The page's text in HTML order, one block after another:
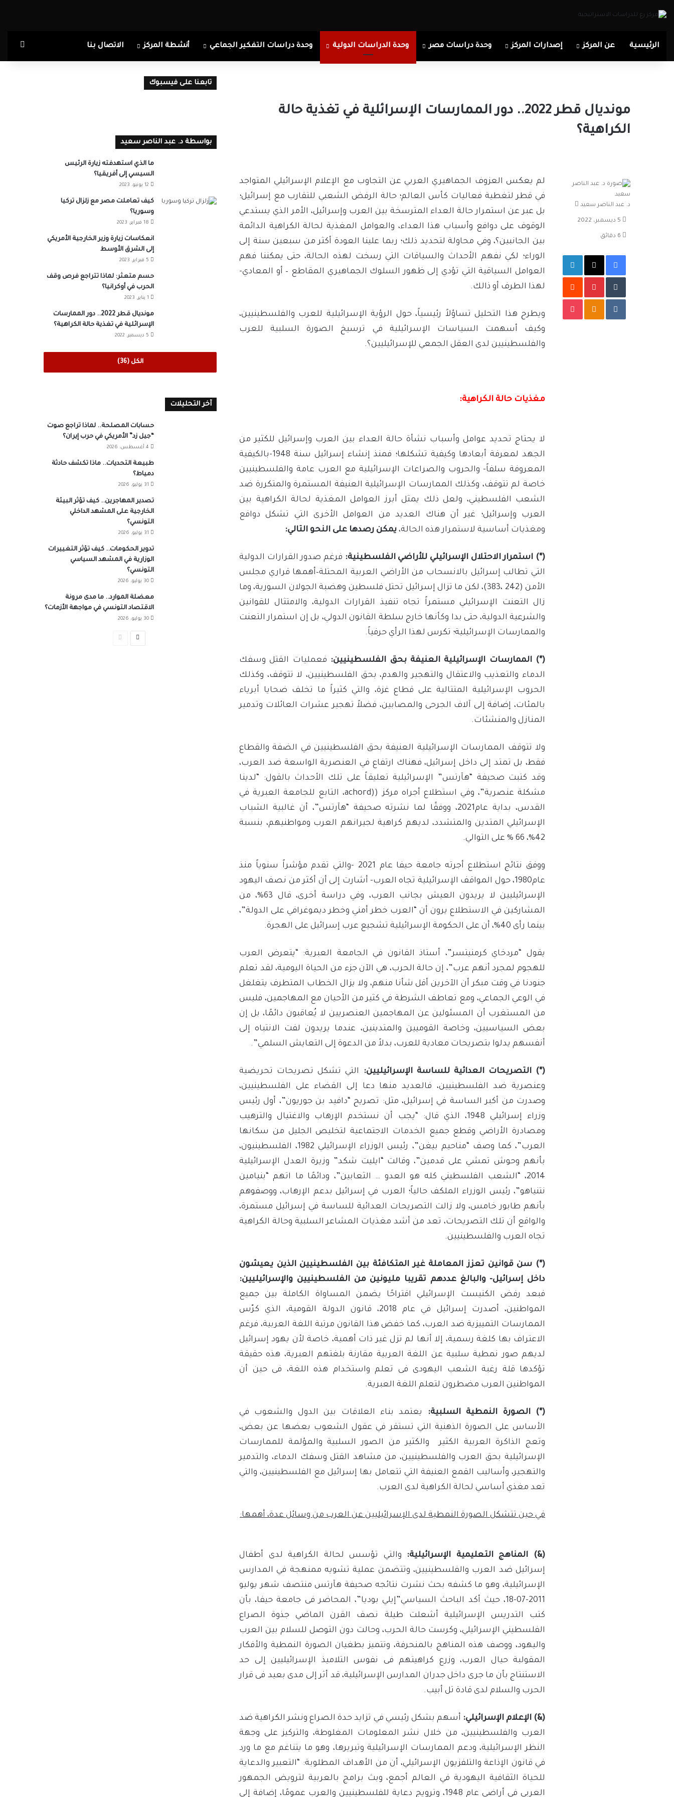
الرئيسية عن المركز إصدارات المركز وحدة دراسات مصر وحدة الدراسات الدولية وحدة دراسات التفكير الجماعي أنشطة المركز الاتصال بنا
مونديال قطر 2022.. دور الممارسات الإسرائلية في تغذية حالة
الكراهية؟
لم يعكس العزوف الجماهيري العربي عن التجاوب مع الإعلام الإسرائيلي المتواجد
في قطر لتغطية فعاليات كأس العالم؛ حالة الرفض الشعبي للتقارب مع إسرائيل؛
بل عبر عن استمرار حالة العداء المترسخة بين العرب وإسرائيل، الأمر الذي يستدعي
الوقوف على دوافع وأسباب هذا العداء، والعوامل المغذية لحالة الكراهية الدائمة
بين الجانبين؟، وفي محاولة لتحديد ذلك؛ ربما علينا العودة أكثر من سبعين سنة إلى
الوراء؛ لكي نفهم الأحداث والسياقات التي رسخت لهذه الحالة، حتى يمكننا فهم
العوامل السياقية التي تؤدي إلى ظهور السلوك الجماهيري المقاطع – أو المعادي-
لهذا الطرف أو ذالك.
ويطرح هذا التحليل تساؤلاً رئيسياً، حول الرؤية الإسرائيلية للعرب والفلسطينيين،
وكيف أسهمت السياسات الإسرائيلية في ترسيخ الصورة السلبية للعرب
والفلسطينيين لدى العقل الجمعي للإسرائيليين؟.
مغذيات حالة الكراهية:
لا يحتاج تحديد عوامل وأسباب نشأة حالة العداء بين العرب وإسرائيل للكثير من
الجهد لمعرفة أبعادها وكيفية تشكلها؛ فمنذ إنشاء إسرائيل سنة 1948-بالكيفية
المعروفة سلفاً- والحروب والصراعات الإسرائيلية مع العرب عامة والفلسطينيين
خاصة لم تتوقف، وكذلك الممارسات الإسرائيلية العنيفة المستمرة والمتكررة ضد
الشعب الفلسطيني، ولعل ذلك يمثل أبرز العوامل المغذية لحالة الكراهية بين
العرب وإسرائيل؛ غير أن هناك العديد من العوامل الأخرى التي تشكل دوافع
ومغذيات أساسية لاستمرار هذه الحالة، يمكن رصدها على النحو التالي:
(*) استمرار الاحتلال الإسرائيلي للأراضي الفلسطينية: فرغم صدور القرارات الدولية
التي تطالب إسرائيل بالانسحاب من الأراضي العربية المحتلة–أهمها قراري مجلس
الأمن (242 ،383)، لكن ما تزال إسرائيل تحتل فلسطين وهضبة الجولان السورية، وما
زال التعنت الإسرائيلي مستمراً تجاه تنفيذ القرارات الدولية، والامتثال للقوانين
والشرعية الدولية، حتى بدا وكأنها خارج سلطة القانون الدولي، بل إن استمرار التعنت
والممارسات الإسرائيلية؛ تكرس لهذا الرأي حرفياً.
(*) الممارسات الإسرائيلية العنيفة بحق الفلسطينيين: فعمليات القتل وسفك
الدماء والتعذيب والاعتقال والتهجير والهدم، بحق الفلسطينيين، لا تتوقف، وكذلك
الحروب الإسرائيلية المتتالية على قطاع غزة، والتي كثيراً ما تخلف ضحايا أبرياء
بالمئات، إضافة إلى آلاف الجرحى والمصابين، فضلاً تهجير عشرات العائلات وتدمير
المنازل والمنشئات.
ولا تتوقف الممارسات الإسرائيلية العنيفة بحق الفلسطينيين في الضفة والقطاع
فقط، بل تمتد إلى داخل إسرائيل، فهناك ارتفاع في العنصرية الواسعة ضد العرب،
وقد كتبت صحيفة “هآرتس” الإسرائيلية تعليقاً على تلك الأحداث بالقول: “لدينا
مشكلة عنصرية”، وفي استطلاع أجراه مركز ((achord، التابع للجامعة العبرية في
القدس، بداية عام2021، ووفقًا لما نشرته صحيفة “هآرتس”، أن غالبية الشباب
الإسرائيلي المتدين والمتشدد، لديهم كراهية لجيرانهم العرب ومواطنيهم، بنسبة
42%، 66 % على التوالي.
ووفق نتائج استطلاع أجرته جامعة حيفا عام 2021 -والتي تقدم مؤشراً سنوياً منذ
عام1980، حول المواقف الإسرائيلية تجاه العرب- أشارت إلى أن أكثر من نصف اليهود
الإسرائيليين لا يريدون العيش بجانب العرب، وفي دراسة أخرى، قال 63%، من
المشاركين في الاستطلاع يرون أن “العرب خطر أمني وخطر ديموغرافي على الدولة”،
بينما رأى 40%، أن على الحكومة الإسرائيلية تشجيع عرب إسرائيل على الهجرة.
يقول “مردخاي كرمنيتسر”، أستاذ القانون في الجامعة العبرية: “يتعرض العرب
للهجوم لمجرد أنهم عرب”، إن حالة الحرب، هي الآن جزء من الحياة اليومية، لقد تعلم
جنودنا في وقت مبكر أن الآخرين أقل شأنا منهم، ولا يزال الخطاب المتطرف يتغلغل
في الوعي الجماعي، ومع تعاطف الشرطة في كثير من الأحيان مع المهاجمين، فليس
من المستغرب أن المسئولين عن المهاجمين العنصريين لا يُعاقبون دائمًا، بل إن
بعض السياسيين، وخاصة القوميين والمتدينين، عندما يريدون لفت الانتباه إلى
أنفسهم يدلوا بتصريحات معادية للعرب، بدلاً من الدعوة إلى التعايش السلمي”.
(*)التصريحات العدائية للساسة الإسرائيليين:
التي تشكل تصريحات تحريضية
وعنصرية ضد الفلسطينيين، فالعديد منها دعا إلى القضاء على الفلسطينيين،
وصدرت من أكبر الساسة في إسرائيل، مثل: تصريح “دافيد بن جوريون”، أول رئيس
وزراء إسرائيلي 1948، الذي قال: “يجب أن نستخدم الإرهاب والاغتيال والترهيب
ومصادرة الأراضي وقطع جميع الخدمات الاجتماعية لتخليص الجليل من سكانها
العرب”، كما وصف “مناحيم بيغن”، رئيس الوزراء الإسرائيلي 1982، الفلسطينيون،
بأنهم وحوش تمشي على قدمين”، وقالت “ايليت شكد” وزيرة العدل الإسرائيلية
2014، “الشعب الفلسطيني كله هو العدو … الثعابين”، ودائمًا ما اتهم “بنيامين
نتنياهو”، رئيس الوزراء الملكف حالياً؛ العرب في إسرائيل بدعم الإرهاب، ووصفوهم
بأنهم طابور خامس، ولا زالت التصريحات العدائية للساسة في إسرائيل مستمرة،
والواقع أن تلك التصريحات، تعد من أشد مغذيات المشاعر السلبية وحالة الكراهية
تجاه العرب والفلسطينيين.
(*) سن قوانين تعزز المعاملة غير المتكافئة بين الفلسطينيين الذين يعيشون
داخل إسرائيل- والبالغ عددهم تقريبا مليونين من الفلسطينيين والإسرائيليين:
فبعد رفض الكنيست الإسرائيلي اقتراحًا يضمن المساواة الكاملة بين جميع
المواطنين، أصدرت إسرائيل في عام 2018، قانون الدولة القومية، الذي كرّس
الممارسات التمييزية ضد العرب، كما خفض هذا القانون مرتبة اللغة العربية، فرغم
الاعتراف بها كلغة رسمية، إلا أنها لم تزل غير ذات أهمية، خاصة لأن يهود إسرائيل
لديهم صور نمطية سلبية عن اللغة العربية مقارنة بلغتهم العبرية، هذه حقيقة
تؤكدها قلة رغبة الشعب اليهودى فى تعلم واستخدام هذه اللغة، فى حين أن
المواطنين العرب مضطرون لتعلم اللغة العبرية.
(*) الصورة النمطيةالسلبية:
يعتمد بناء العلاقات بين الدول والشعوب في
الأساس على الصورة الذهنية التي تستقر في عقول الشعوب بعضها عن بعض،
وتعج الذاكرة العربية الكثير والكثير من الصور السلبية والمؤلمة للممارسات
الإسرائيلية بحق العرب والفلسطينيين، من مشاهد القتل وسفك الدماء، والتدمير
والتهجير، وأساليب القمع العنيفة التي تتعامل بها إسرائيل مع الفلسطينيين، والتي
تعد مغذي أساسي لحالة الكراهية لدى العرب.
في حين تتشكل الصورة النمطية لدى الإسرائيليين عن العرب من وسائل عدة، أهمها:
(&) المناهج التعليمية الإسرائيلية: والتي تؤسس لحالة الكراهية لدى أطفال
إسرائيل ضد العرب والفلسطينيين، وتتضمن عملية تشويه ممنهجة في المدارس
الإسرائيلية، وهو ما كشفه بحث نشرت نتائجه صحيفة هآرتس منتصف شهر يوليو
2011-07-18، حيث أكد الباحث السياسي”إيلي بوديا”، المحاضر فى جامعة حيفا، بأن
كتب التدريس الإسرائيلية أشعلت طيلة نصف القرن الماضي جذوة الصراع
الفلسطيني الإسرائيلي، وكرست حالة الحرب، وحالت دون التوصل للسلام بين العرب
واليهود، ووصف هذه المناهج بالمنحرفة، وتتميز بطغيان الصورة النمطية والأفكار
المقولبة حيال العرب، وزرع كراهيتهم فى نفوس التلاميذ الإسرائيليين إلى حد
الاستنتاج بأن ما جرى داخل جدران المدارس الإسرائيلية، قد أثر إلى مدى بعيد فى قرار
الحرب والسلام لدى قادة تل أبيب.
(&) الإعلام الإسرائيلي: أسهم بشكل رئيسي في تزايد حدة الصراع ونشر الكراهية ضد
العرب والفلسطينيين، من خلال نشر المعلومات المغلوطة، والتركيز على وجهة
النظر الإسرائيلية، ودعم الممارسات الإسرائيلية وتبريرها، وهو ما يتناغم مع ما ورد
في قانون الإذاعة والتلفزيون الإسرائيلي، أن من الأهداف المطلوبة: “التعبير والدعاية
للحياة الثقافية اليهودية في العالم أجمع، وبث برامج بالعربية لترويض الجمهور
العربي في أراضي عام 1948، وترويج دعاية للفلسطينيين والعرب عمومًا، إضافة إلى
د. عبد الناصر سعيد
5 ديسمبر، 2022
فيسبوك‫X لينكدإن
‏Tumblr بينتيريست
‏Reddit
‏VKontakte
Odnoklassniki
‫Pocket
تابعنا على فيسبوك
بواسطة د. عبد الناصر سعيد
ما الذي استهدفته زيارة الرئيس
السيسي إلى أفريقيا؟
12 يونيو، 2023
كيف تعاملت مصر مع زلزال تركيا
وسوريا؟
18 فبراير، 2023
انعكاسات زيارة وزير الخارجية الأمريكي
إلى الشرق الأوسط
5 فبراير، 2023
حسم متعثر: لماذا تتراجع فرص وقف
الحرب في أوكرانيا؟
1 يناير، 2023
مونديال قطر 2022.. دور الممارسات
الإسرائلية في تغذية حالة الكراهية؟
5 ديسمبر، 2022
الكل (36)
آخر التحليلات
حسابات المصلحة.. لماذا تراجع صوت
“جيل زد” الأمريكي في حرب إيران؟
4 أغسطس، 2026
طبيعة التحديات.. ماذا تكشف حادثة
دمياط؟
31 يوليو، 2026
تصدير المهاجرين.. كيف تؤثر البيئة
الخارجية على المشهد الداخلي
التونسي؟
31 يوليو، 2026
تدوير الحكومات.. كيف تؤثر التغييرات
الوزارية في المشهد السياسي
التونسي؟
30 يوليو، 2026
معضلة الموارد.. ما مدى مرونة
الاقتصاد التونسي في مواجهة الأزمات؟
30 يوليو، 2026
الصفحة الصفحة